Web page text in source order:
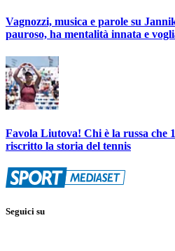
Vagnozzi, musica e parole su
pauroso, ha mentalità innata e
Favola Liutova! Chi è la russa che
riscritto la storia del tennis
Seguici su